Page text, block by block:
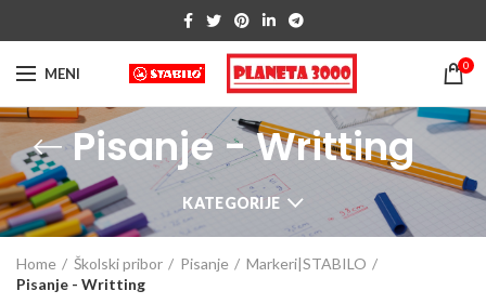
MENI 0
Pisanje - Writting
KATEGORIJE
Home Školski pribor Pisanje
Markeri|STABILO
Pisanje - Writting